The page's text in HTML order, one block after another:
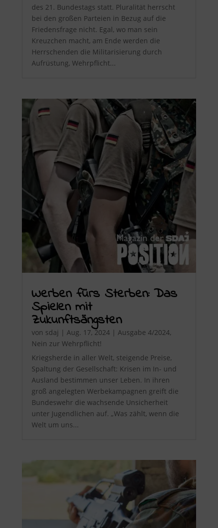
des 21. Bundestags statt. Pluralität herrscht
bei den großen Parteien in Bezug auf die
Friedensfrage nicht. Egal, wo man sein
Kreuzchen macht, am Ende werden die
Herrschenden die Militarisierung durch
Aufrüstung, Wehrpflicht...
Werben fürs Sterben: Das
Spielen mit
Zukunftsängsten
von sdaj | Aug. 17, 2024| Ausgabe 4/2024,
Nein zur Wehrpflicht!
Kriegsherde in aller Welt, steigende Preise,
Spaltung der Gesellschaft: Krisen im In- und
Ausland bestimmen unser Leben. In ihren
groß angelegten Werbekampagnen greift die
Bundeswehr die wachsende Unsicherheit
unter Jugendlichen auf. „Was zählt, wenn die
Welt um uns...